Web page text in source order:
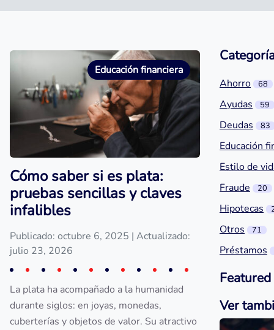
Educación financiera
Cómo saber si es plata:
pruebas sencillas y claves
infalibles
Publicado: octubre 6, 2025 | Actualizado:
julio 23, 2026
La plata ha acompañado a la humanidad
durante siglos: en joyas, monedas,
cuberterías y objetos de valor. Su atractivo
Ahorro 68
Ayudas 59
Deudas 83
Educación
Estilo de
Fraude
20
Hipotecas
Otros 71
Préstamos
Ver